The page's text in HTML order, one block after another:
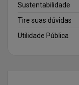
Sustentabilidade
Tire suas dúvidas
Utilidade Pública